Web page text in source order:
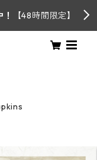
【48時間限定】